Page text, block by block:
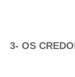
3- OS